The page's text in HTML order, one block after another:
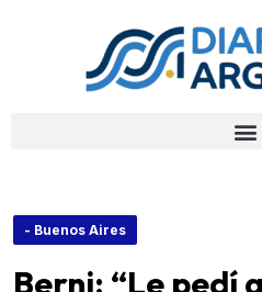
- Buenos Aires
Berni: “Le pedí